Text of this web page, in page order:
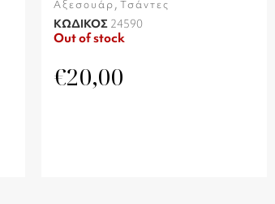
Αξεσουάρ, Τσάντες
ΚΩΔΙΚΟΣ 24590
Out of stock
€20,00